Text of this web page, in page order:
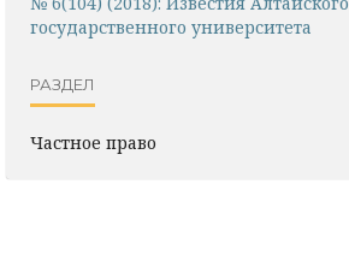
государственного университета
РАЗДЕЛ
Частное право